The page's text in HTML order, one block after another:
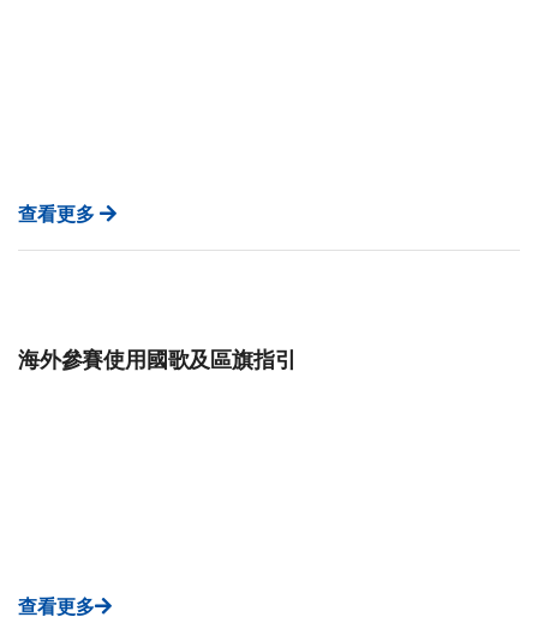
查看更多
海外參賽使用國歌及區旗指引
查看更多